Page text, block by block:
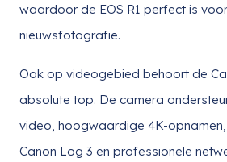
waardoor de EOS R1 perfect is
nieuwsfotografie.
Ook op videogebied behoort de
absolute top. De camera
video, hoogwaardige 4K-
Canon Log 3 en professionele